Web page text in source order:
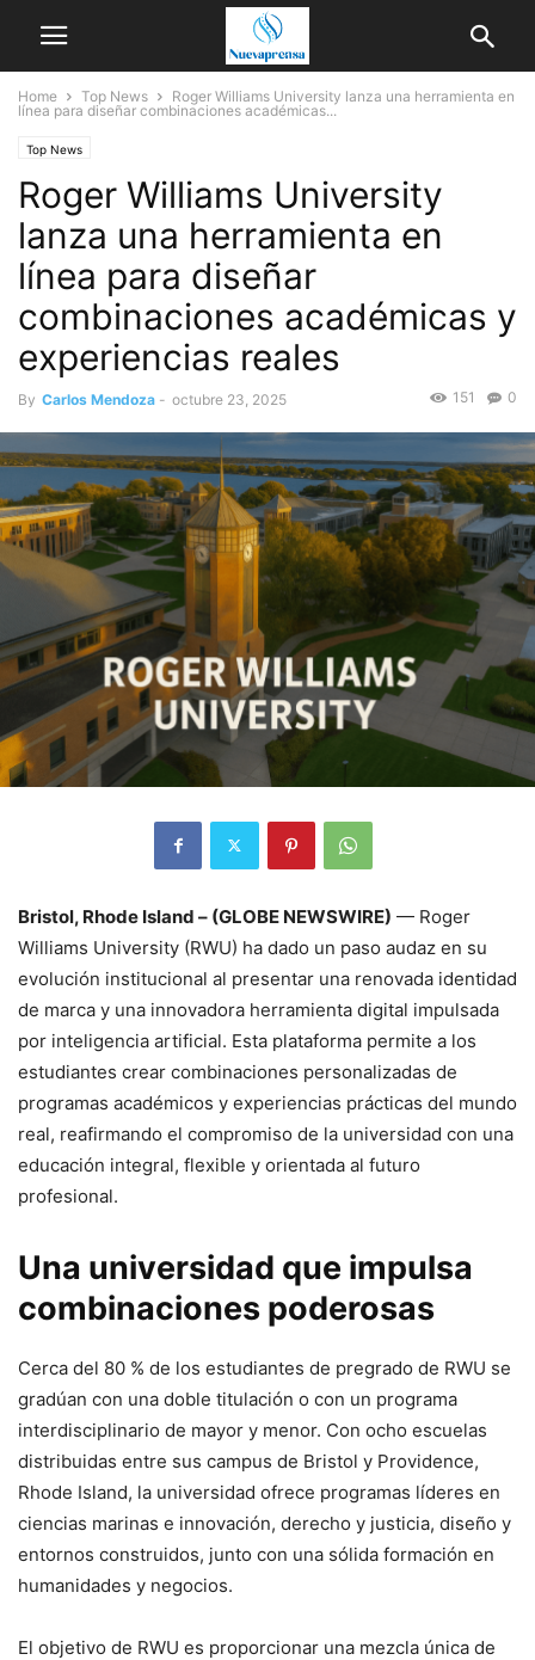
Home Top News
Roger Williams University lanza una herramienta en
línea para diseñar combinaciones académicas...
Top News
Roger Williams University
lanza una herramienta en
línea para diseñar
combinaciones académicas y
experiencias reales
By Carlos Mendoza - octubre 23, 2025 0
151
Bristol, Rhode Island – (GLOBE NEWSWIRE) — Roger
Williams University (RWU) ha dado un paso audaz en su
evolución institucional al presentar una renovada identidad
de marca y una innovadora herramienta digital impulsada
por inteligencia artificial. Esta plataforma permite a los
estudiantes crear combinaciones personalizadas de
programas académicos y experiencias prácticas del mundo
real, reafirmando el compromiso de la universidad con una
educación integral, flexible y orientada al futuro
profesional.
Una universidad que impulsa
combinaciones poderosas
Cerca del 80 % de los estudiantes de pregrado de RWU se
gradúan con una doble titulación o con un programa
interdisciplinario de mayor y menor. Con ocho escuelas
distribuidas entre sus campus de Bristol y Providence,
Rhode Island, la universidad ofrece programas líderes en
ciencias marinas e innovación, derecho y justicia, diseño y
entornos construidos, junto con una sólida formación en
humanidades y negocios.
El objetivo de RWU es proporcionar una mezcla única de